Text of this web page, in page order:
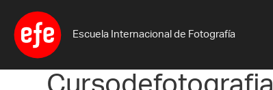
contenido
Escuela Internacional de Fotografía